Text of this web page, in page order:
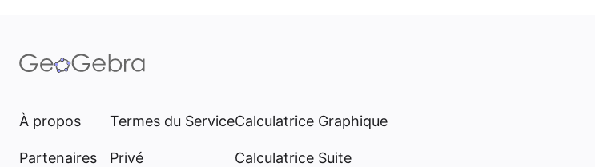
À propos
Partenaires
Termes du Service
Privé
Calculatrice Graphique
Calculatrice Suite